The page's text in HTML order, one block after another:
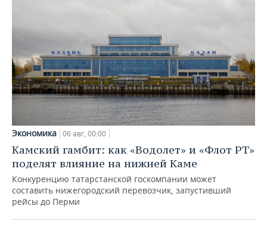
Экономика 06 авг, 00:00
Камский гамбит: как «Водолет» и «Флот РТ»
поделят влияние на нижней Каме
Конкуренцию татарстанской госкомпании может
составить нижегородский перевозчик, запустивший
рейсы до Перми